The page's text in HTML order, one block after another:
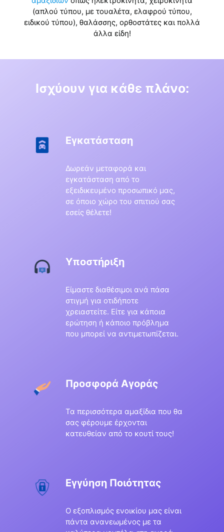
(απλού τύπου, με τουαλέτα, ελαφρού τύπου,
ειδικού τύπου), θαλάσσης, ορθοστάτες και πολλά
άλλα είδη!
Ισχύουν για κάθε πλάνο:
Εγκατάσταση
Δωρεάν μεταφορά και
εγκατάσταση από το
εξειδικευμένο προσωπικό μας,
σε όποιο χώρο του σπιτιού σας
εσείς θέλετε!
Υποστήριξη
Είμαστε διαθέσιμοι ανά πάσα
στιγμή για οτιδήποτε
χρειαστείτε. Είτε για κάποια
ερώτηση ή κάποιο πρόβλημα
που μπορεί να αντιμετωπίζεται.
Προσφορά Αγοράς
Τα περισσότερα αμαξίδια που θα
σας φέρουμε έρχονται
κατευθείαν από το κουτί τους!
Εγγύηση Ποιότητας
Ο εξοπλισμός ενοικίου μας είναι
πάντα ανανεωμένος με τα